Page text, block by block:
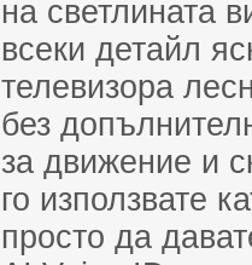
на светлината
всеки детайл
телевизора
без
за движение и
го използвате
просто да